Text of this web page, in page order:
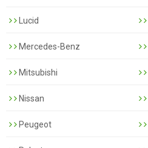
Lucid
Mercedes-Benz
Mitsubishi
Nissan
Peugeot